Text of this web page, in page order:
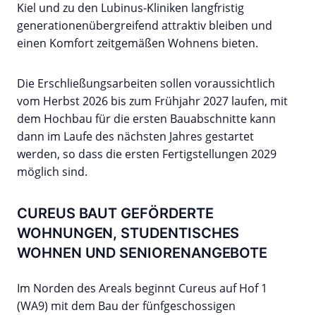
Kiel und zu den Lubinus-Kliniken langfristig
generationenübergreifend attraktiv bleiben und
einen Komfort zeitgemäßen Wohnens bieten.
Die Erschließungsarbeiten sollen voraussichtlich
vom Herbst 2026 bis zum Frühjahr 2027 laufen, mit
dem Hochbau für die ersten Bauabschnitte kann
dann im Laufe des nächsten Jahres gestartet
werden, so dass die ersten Fertigstellungen 2029
möglich sind.
CUREUS BAUT GEFÖRDERTE
WOHNUNGEN, STUDENTISCHES
WOHNEN UND SENIORENANGEBOTE
Im Norden des Areals beginnt Cureus auf Hof 1
(WA9) mit dem Bau der fünfgeschossigen